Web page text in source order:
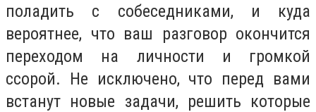
поладить с собеседниками, и куда
вероятнее, что ваш разговор окончится
переходом на личности и громкой
ссорой. Не исключено, что перед вами
встанут новые задачи, решить которые